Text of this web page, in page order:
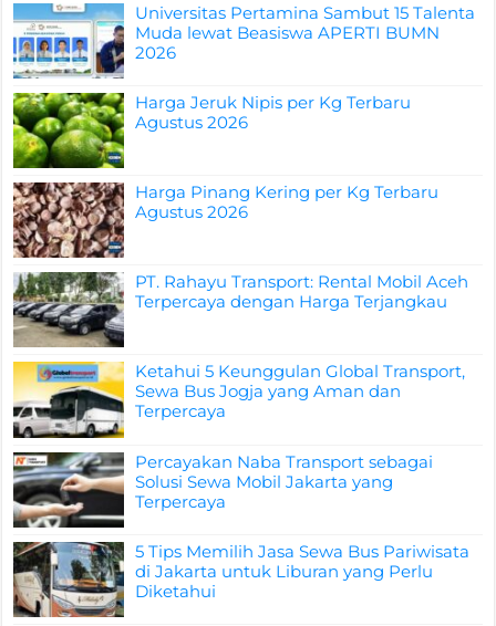
Universitas Pertamina Sambut 15 Talenta
Muda lewat Beasiswa APERTI BUMN
2026
Harga Jeruk Nipis per Kg Terbaru
Agustus 2026
Harga Pinang Kering per Kg Terbaru
Agustus 2026
PT. Rahayu Transport: Rental Mobil Aceh
Terpercaya dengan Harga Terjangkau
Ketahui 5 Keunggulan Global Transport,
Sewa Bus Jogja yang Aman dan
Terpercaya
Percayakan Naba Transport sebagai
Solusi Sewa Mobil Jakarta yang
Terpercaya
5 Tips Memilih Jasa Sewa Bus Pariwisata
di Jakarta untuk Liburan yang Perlu
Diketahui